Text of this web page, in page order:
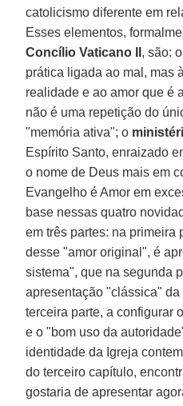
catolicismo diferente em
Esses elementos,
Concílio Vaticano II , são:
prática ligada ao mal, mas
realidade e ao amor que é
não é uma repetição do
"memória ativa"; o
Espírito Santo, enraizado
o nome de Deus mais em
Evangelho é Amor em
base nessas quatro
em três partes: na primeira
desse "amor original", é
sistema", que na segunda
apresentação "clássica" da
terceira parte, a configurar
e o "bom uso da
identidade da Igreja
do terceiro capítulo,
gostaria de apresentar